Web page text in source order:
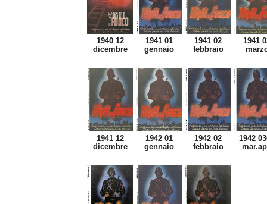
1940 12
dicembre
1941 01
gennaio
1941 02
febbraio
1941
1941 12
dicembre
1942 01
gennaio
1942 02
febbraio
1942